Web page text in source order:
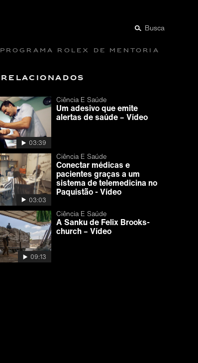
Busca
Programa Rolex de mentoria
relacionados
03:39
Ciência E Saúde
Um adesivo que emite
alertas de saúde – Vídeo
03:03
Ciência E Saúde
Conectar médicas e
pacientes graças a um
sistema de telemedicina no
Paquistão - Vídeo
09:13
Ciência E Saúde
A Sanku de Felix Brooks-
church – Vídeo